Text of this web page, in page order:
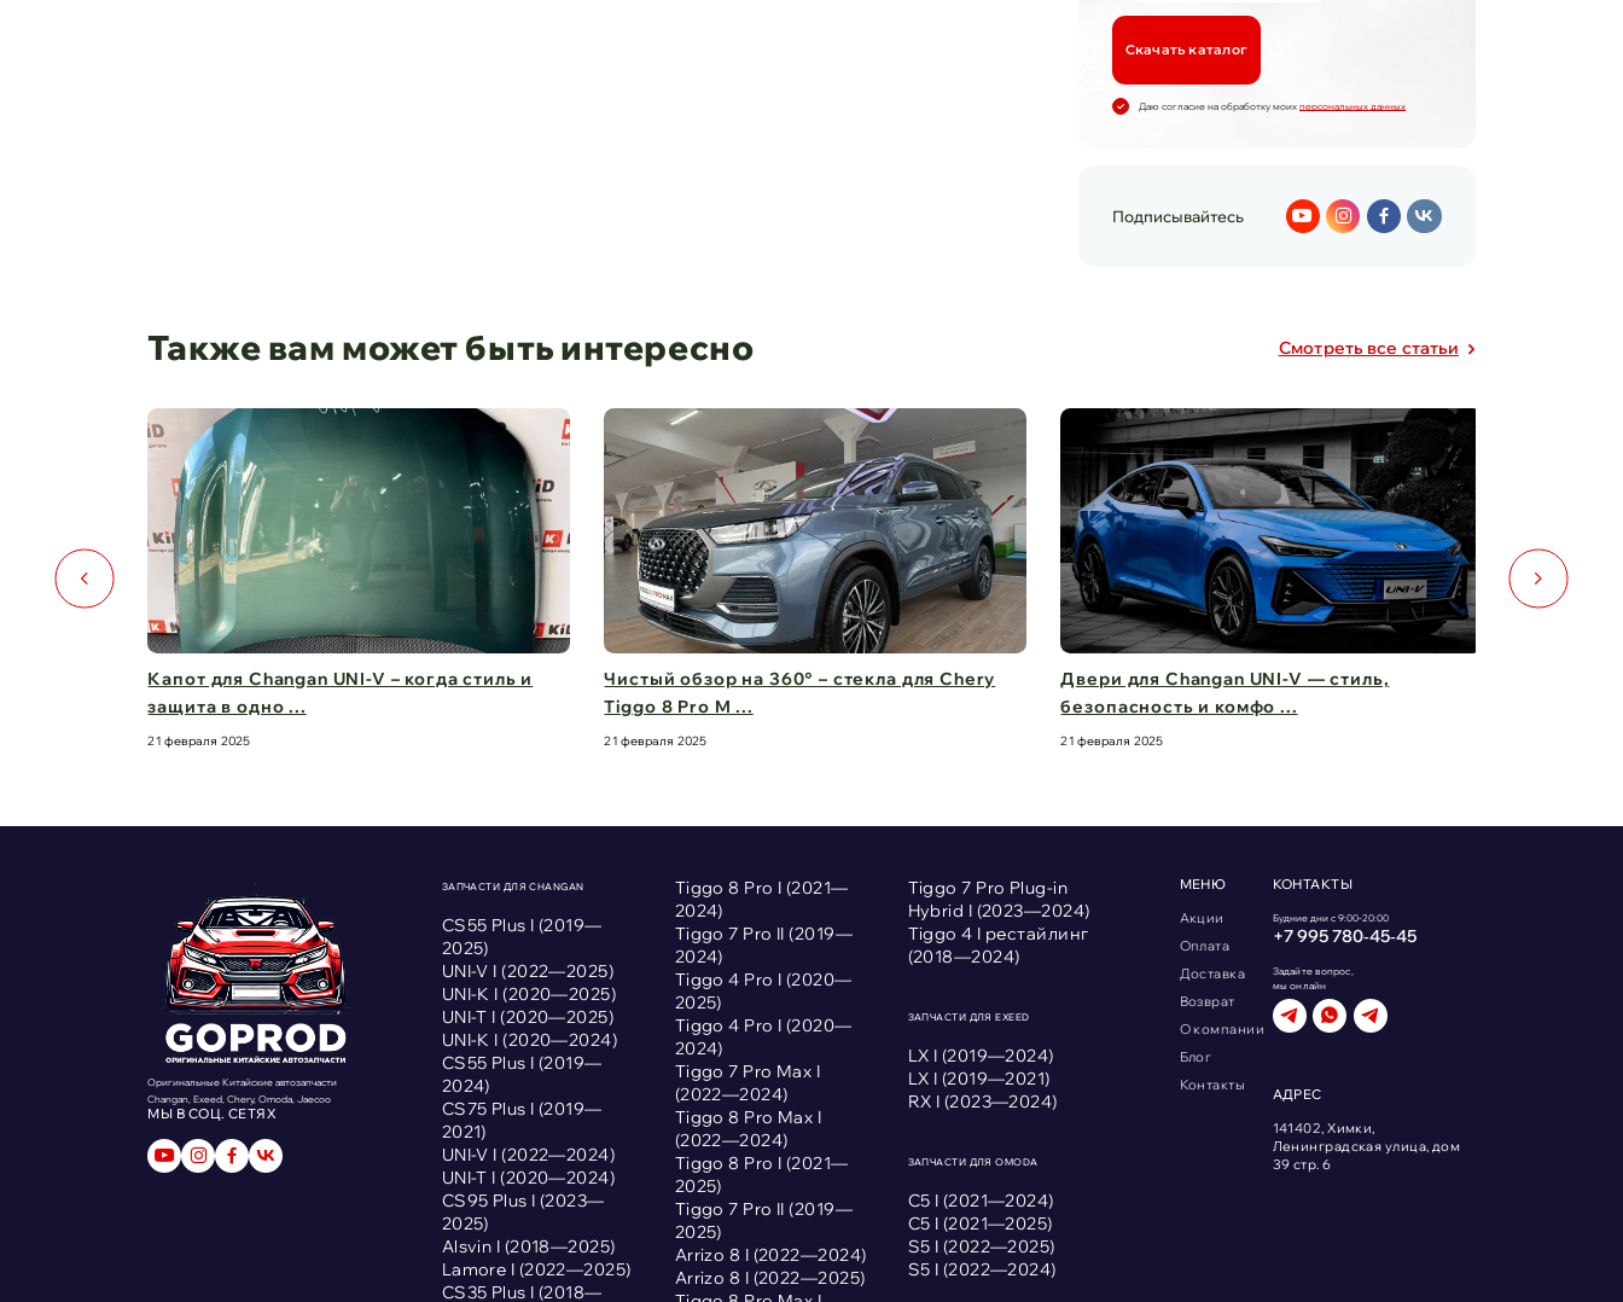
Cкачать каталог
Даю согласие на обработку моих персональных данных
Подписывайтесь
Также вам может быть интересно Cмотреть все статьи
Капот для Changan UNI-V – когда стиль и
защита в одно ...
21 февраля 2025
Чистый обзор на 360° – стекла для Chery
Tiggo 8 Pro M ...
21 февраля 2025
Двери для Changan UNI-V — стиль,
безопасность и комфо ...
21 февраля 2025
Оригинальные Китайские автозапчасти
Changan, Exeed, Chery, Omoda, Jaecoo
МЫ В СОЦ. СЕТЯХ
ЗАПЧАСТИ ДЛЯ CHANGAN
CS55 Plus I (2019—
2025)
UNI-V I (2022—2025)
UNI-K I (2020—2025)
UNI-T I (2020—2025)
UNI-K I (2020—2024)
CS55 Plus I (2019—
2024)
CS75 Plus I (2019—
2021)
UNI-V I (2022—2024)
UNI-T I (2020—2024)
CS95 Plus I (2023—
2025)
Alsvin I (2018—2025)
Lamore I (2022—2025)
CS35 Plus I (2018—
Tiggo 8 Pro I (2021—
2024)
Tiggo 7 Pro II (2019—
2024)
Tiggo 4 Pro I (2020—
2025)
Tiggo 4 Pro I (2020—
2024)
Tiggo 7 Pro Max I
(2022—2024)
Tiggo 8 Pro Max I
(2022—2024)
Tiggo 8 Pro I (2021—
2025)
Tiggo 7 Pro II (2019—
2025)
Arrizo 8 I (2022—2024)
Arrizo 8 I (2022—2025)
Tiggo 7 Pro Plug-in
Hybrid I (2023—2024)
Tiggo 4 I рестайлинг
(2018—2024)
ЗАПЧАСТИ ДЛЯ EXEED
LX I (2019—2024)
LX I (2019—2021)
RX I (2023—2024)
ЗАПЧАСТИ ДЛЯ OMODA
С5 I (2021—2024)
С5 I (2021—2025)
S5 I (2022—2025)
S5 I (2022—2024)
МЕНЮ
Акции
Оплата
Доставка
Возврат
О компании
Блог
Контакты
КОНТАКТЫ
Будние дни с 9:00-20:00
+7 995 780‑45‑45
Задайте вопрос,
мы онлайн
АДРЕС
141402, Химки,
Ленинградская улица, дом
39 стр. 6